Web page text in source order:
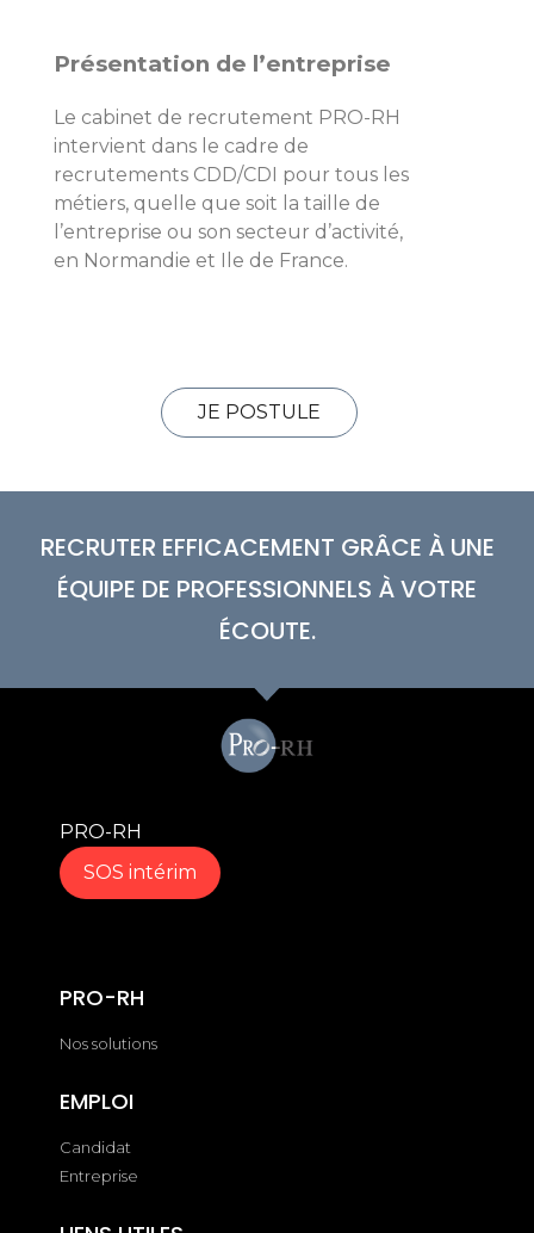
Présentation de l’entreprise
Le cabinet de recrutement PRO-RH
intervient dans le cadre de
recrutements CDD/CDI pour tous les
métiers, quelle que soit la taille de
l’entreprise ou son secteur d’activité,
en Normandie et Ile de France.
JE POSTULE
RECRUTER EFFICACEMENT GRÂCE À UNE
ÉQUIPE DE PROFESSIONNELS À VOTRE
ÉCOUTE.
PRO-RH
SOS intérim
PRO-RH
Nos solutions
EMPLOI
Candidat
Entreprise